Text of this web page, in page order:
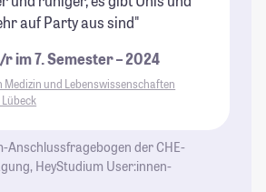
auf Party aus sind"
im 7. Semester – 2024
Medizin und Lebenswissenschaften
Anschlussfragebogen der CHE-
HeyStudium User:innen-